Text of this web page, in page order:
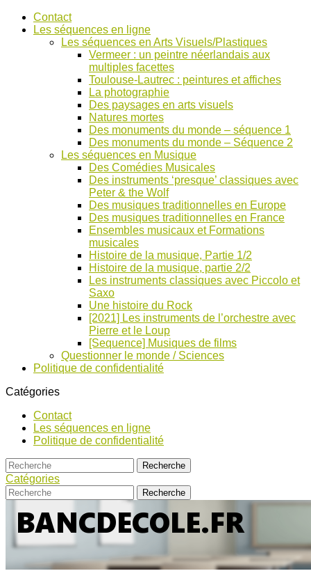
AccéderContact
Les séquences en ligne
Les séquences en Arts Visuels/Plastiques
Vermeer : un peintre néerlandais aux
multiples facettes
Toulouse-Lautrec : peintures et affiches
La photographie
Des paysages en arts visuels
Natures mortes
Des monuments du monde – séquence 1
Des monuments du monde – Séquence 2
Les séquences en Musique
Des Comédies Musicales
Des instruments ‘presque’ classiques avec
Peter & the Wolf
Des musiques traditionnelles en Europe
Des musiques traditionnelles en France
Ensembles musicaux et Formations
musicales
Histoire de la musique, Partie 1/2
Histoire de la musique, partie 2/2
Les instruments classiques avec Piccolo et
Saxo
Une histoire du Rock
[2021] Les instruments de l’orchestre avec
Pierre et le Loup
[Sequence] Musiques de films
Questionner le monde / Sciences
Politique de confidentialité
Catégories
Contact
Les séquences en ligne
Politique de confidentialité
Catégories